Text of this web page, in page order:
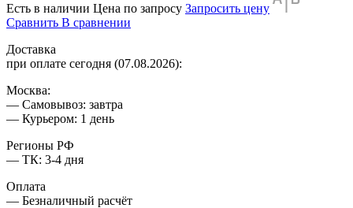
Есть в наличии Цена по запросу Запросить цену
Сравнить В сравнении
Доставка
при оплате сегодня (07.08.2026):
Москва:
— Самовывоз: завтра
— Курьером: 1 день
Регионы РФ
— ТК: 3-4 дня
Оплата
— Безналичный расчёт